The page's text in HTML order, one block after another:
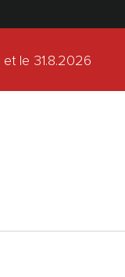
et le 31.8.2026